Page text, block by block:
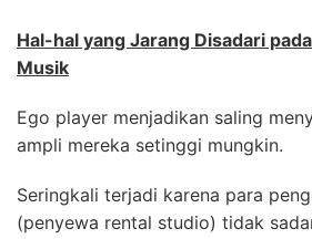
Hal-hal yang Jarang Disadari
Musik
Ego player menjadikan saling
ampli mereka setinggi mungkin.
Seringkali terjadi karena para
(penyewa rental studio) tidak